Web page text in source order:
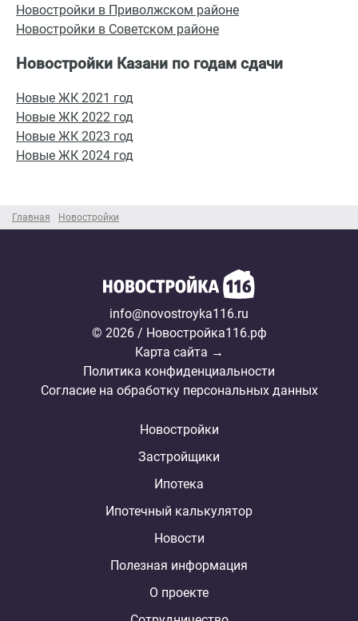
Главная Новостройки
Новостройки в Приволжском районе
Новостройки в Советском районе
Новостройки Казани по годам сдачи
Новые ЖК 2021 год
Новые ЖК 2022 год
Новые ЖК 2023 год
Новые ЖК 2024 год
info@novostroyka116.ru
© 2026 / Новостройка116.рф
Карта сайта →
Политика конфиденциальности
Согласие на обработку персональных данных
Новостройки
Застройщики
Ипотека
Ипотечный калькулятор
Новости
Полезная информация
О проекте